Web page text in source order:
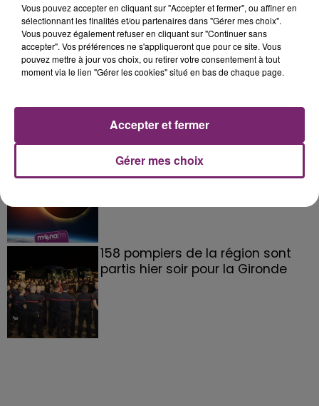
La Bulle - Guinguette éphémère
de Frelinghien !
éclipse solaire du 12 Août 2026
158 pompiers de la région sont
partis hier soir pour la Gironde
Vous pouvez accepter en cliquant sur "Accepter et fermer", ou affiner en
sélectionnant les finalités et/ou partenaires dans "Gérer mes choix".
Vous pouvez également refuser en cliquant sur "Continuer sans
accepter". Vos préférences ne s'appliqueront que pour ce site. Vous
pouvez mettre à jour vos choix, ou retirer votre consentement à tout
moment via le lien "Gérer les cookies" situé en bas de chaque page.
Gérer mes choix
Accepter et fermer